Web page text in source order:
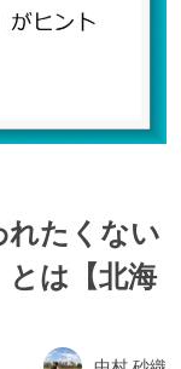
れたくない
は【北海